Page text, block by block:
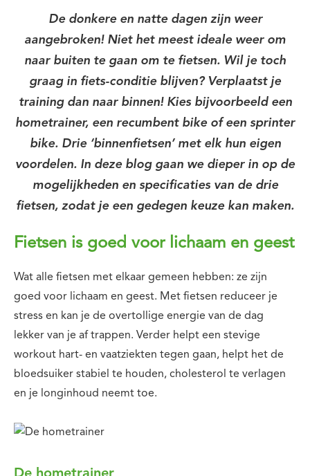
De donkere en natte dagen zijn weer
aangebroken! Niet het meest ideale weer om
naar buiten te gaan om te fietsen. Wil je toch
graag in fiets-conditie blijven? Verplaatst je
training dan naar binnen! Kies bijvoorbeeld een
hometrainer, een recumbent bike of een sprinter
bike. Drie ‘binnenfietsen’ met elk hun eigen
voordelen. In deze blog gaan we dieper in op de
mogelijkheden en specificaties van de drie
fietsen, zodat je een gedegen keuze kan maken.
Fietsen is goed voor lichaam en geest
Wat alle fietsen met elkaar gemeen hebben: ze zijn
goed voor lichaam en geest. Met fietsen reduceer je
stress en kan je de overtollige energie van de dag
lekker van je af trappen. Verder helpt een stevige
workout hart- en vaatziekten tegen gaan, helpt het de
bloedsuiker stabiel te houden, cholesterol te verlagen
en je longinhoud neemt toe.